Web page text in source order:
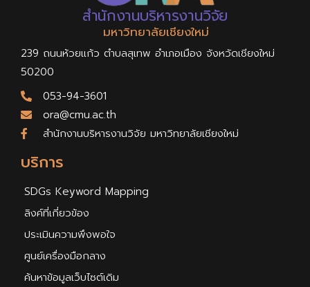
บริการ
SDGs Keyword Mapping
ลิงค์ที่เกี่ยวข้อง
ประเมินความพึงพอใจ
ศูนย์เครื่องมือกลาง
ค้นหาข้อมูลเว็บไซต์เดิม
สำนักงานบริหารงานวิจัย
มหาวิทยาลัยเชียงใหม่
239 ถนนห้วยแก้ว ตำบลสุเทพ อำเภอเมือง จังหวัดเชียงใหม่
50200
053-94-3601
ora@cmu.ac.th
สำนักงานบริหารงานวิจัย มหาวิทยาลัยเชียงใหม่